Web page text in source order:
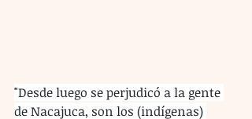
"Desde luego se perjudicó a la gente
de Nacajuca, son los (indígenas)